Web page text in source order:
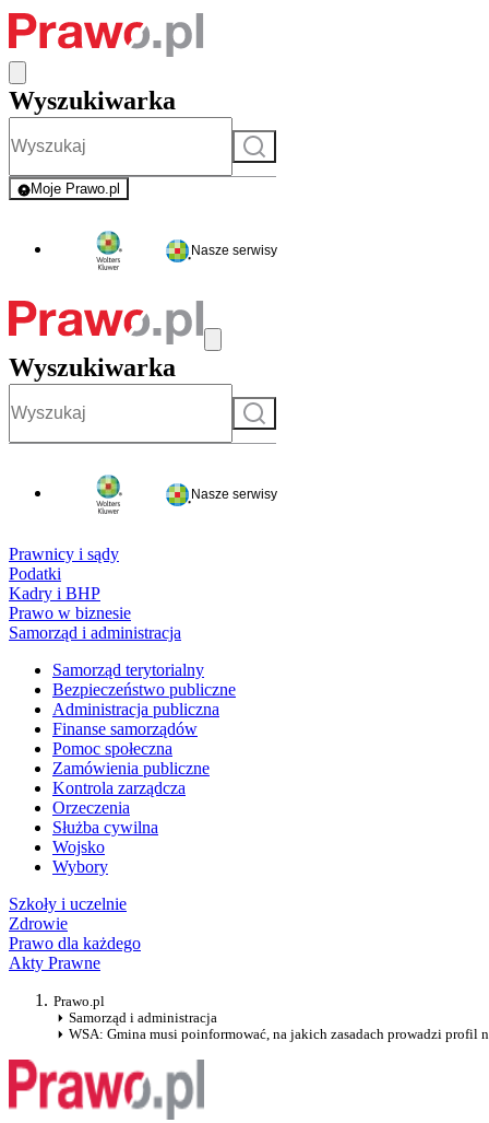
Wyszukiwarka
Szukaj
Moje Prawo.pl
- rejestracja i logowanie do serwisu
Nasze serwisy
Wyszukiwarka
Szukaj
Nasze serwisy
Prawnicy i sądy
Podatki
Kadry i BHP
Prawo w biznesie
Samorząd i administracja
Samorząd terytorialny
Bezpieczeństwo publiczne
Administracja publiczna
Finanse samorządów
Pomoc społeczna
Zamówienia publiczne
Kontrola zarządcza
Orzeczenia
Służba cywilna
Wojsko
Wybory
Szkoły i uczelnie
Zdrowie
Prawo dla każdego
Akty Prawne
Prawo.pl
Samorząd i administracja
WSA: Gmina musi poinformować, na jakich zasadach prowadzi profil